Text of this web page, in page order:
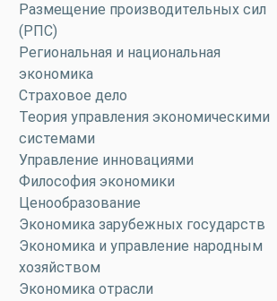
Размещение производительных сил
(РПС)
Региональная и национальная
экономика
Страховое дело
Теория управления экономическими
системами
Управление инновациями
Философия экономики
Ценообразование
Экономика зарубежных государств
Экономика и управление народным
хозяйством
Экономика отрасли